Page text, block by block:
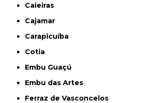
Caieiras
Cajamar
Carapicuíba
Cotia
Embu Guaçú
Embu das Artes
Ferraz de Vasconcelos